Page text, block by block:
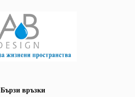
Бързи връзки